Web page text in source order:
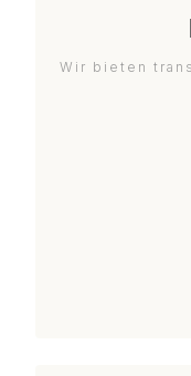
Wir bieten